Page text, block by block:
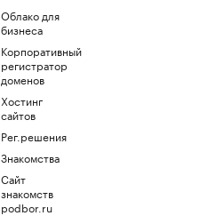
Облако для
бизнеса
Корпоративный
регистратор
доменов
Хостинг
сайтов
Рег.решения
Знакомства
Сайт
знакомств
podbor.ru